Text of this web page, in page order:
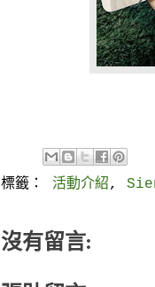
標籤： 活動介紹,
沒有留言: